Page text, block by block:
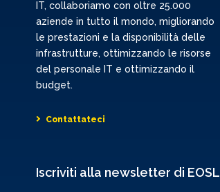
IT, collaboriamo con oltre 25.000
aziende in tutto il mondo, migliorando
le prestazioni e la disponibilità delle
infrastrutture, ottimizzando le risorse
del personale IT e ottimizzando il
budget.
Contattateci
Iscriviti alla newsletter di EOSL